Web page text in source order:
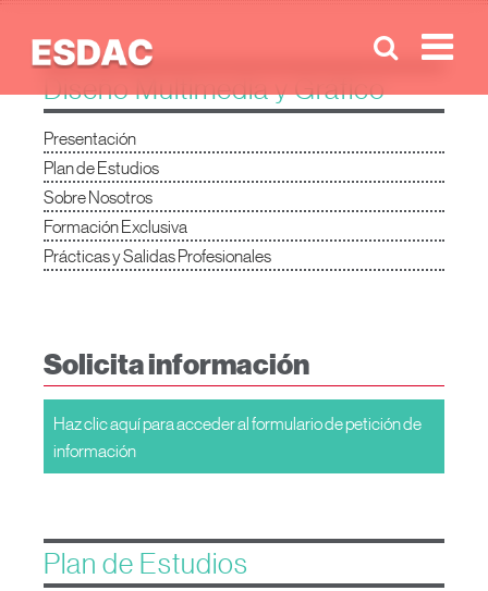
Diseño Multimedia y Gráfico
Presentación
Plan de Estudios
Sobre Nosotros
Formación Exclusiva
Prácticas y Salidas Profesionales
Solicita información
Haz clic aquí para acceder al formulario de petición de
información
Plan de Estudios